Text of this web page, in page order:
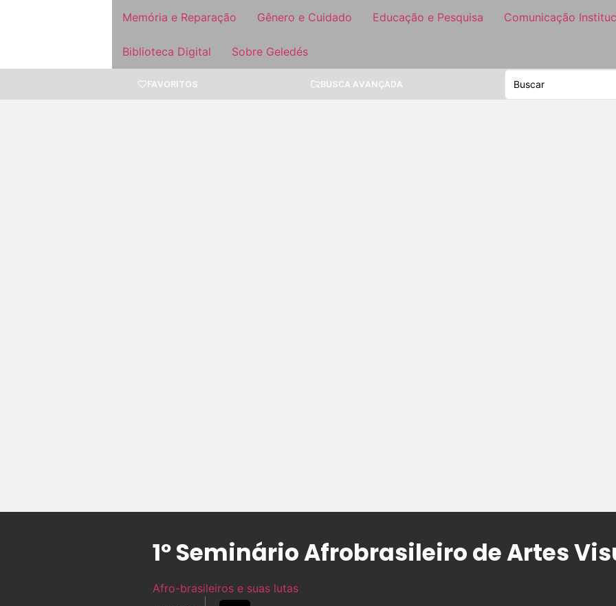
Memória e Reparação Gênero e Cuidado Educação e Pesquisa Comunicação
Biblioteca Digital Sobre Geledés
FAVORITOS BUSCA AVANÇADA
1º Seminário Afrobrasileiro de Artes
Afro-brasileiros e suas lutas